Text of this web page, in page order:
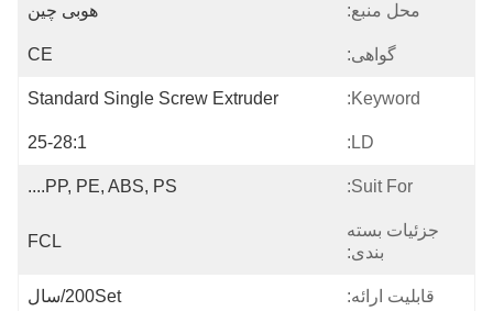
محل منبع: هوبی چین
گواهی: CE
Keyword:
Standard Single Screw Extruder
LD:
25-28:1
Suit For:
PP, PE, ABS, PS....
جزئیات بسته
بندی:
FCL
قابلیت ارائه: 200Set/سال